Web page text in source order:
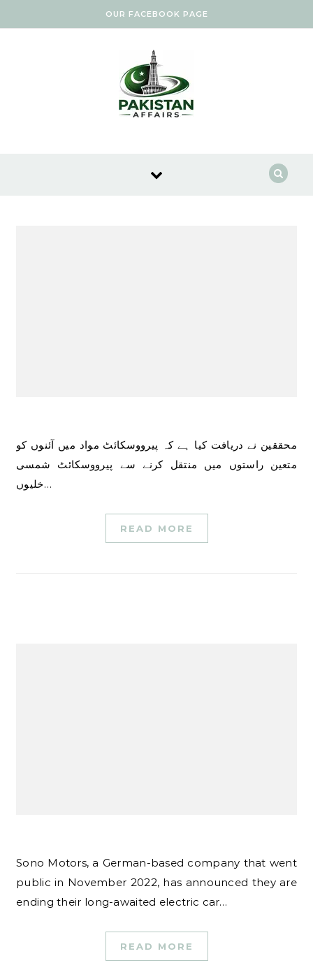
OUR FACEBOOK PAGE
محققین نے دریافت کیا ہے کہ پیرووسکائٹ مواد میں آئنوں کو
متعین راستوں میں منتقل کرنے سے پیرووسکائٹ شمسی
خلیوں…
READ MORE
Sono Motors, a German-based company that went
public in November 2022, has announced they are
ending their long-awaited electric car…
READ MORE